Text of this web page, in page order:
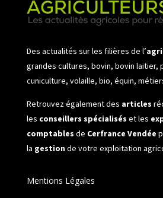
Des actualités sur les filières de l’
grandes cultures, bovin, bovin laitier,
cuniculture, volaille, bio, équin,
Retrouvez également des articles
les conseillers spécialisés et les
comptables de Cerfrance Vendée
la gestionde votre exploitation
Mentions Légales